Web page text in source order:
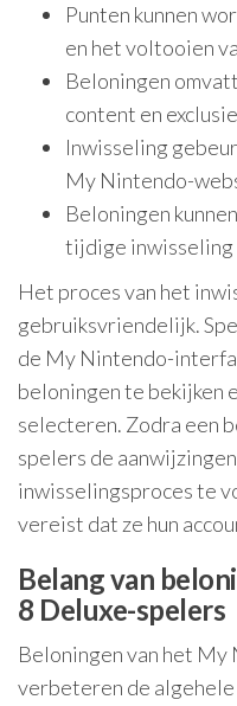
Punten kunnen
en het voltooien
Beloningen
content en
Inwisseling
My Nintendo-
Beloningen
tijdige inwisseling
Het proces van het
gebruiksvriendelijk.
de My Nintendo-
beloningen te bekijken
selecteren. Zodra een
spelers de
inwisselingsproces te
vereist dat ze hun
Belang van
8 Deluxe-spelers
Beloningen van het
verbeteren de